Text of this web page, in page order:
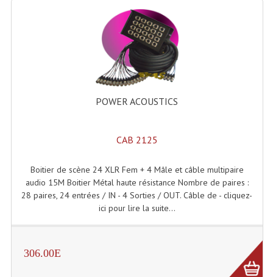
Système Boucle Magnétique
Structures, Pieds, Ponts...
Angle AG20 Structure Contest
Angle DECOTRI Structure Contest
Angle DUO Structure Contest
Angles Structure ASD SX290
POWER ACOUSTICS
CAB 2125
Boitier de scène 24 XLR Fem + 4 Mâle et câble multipaire
audio 15M Boitier Métal haute résistance Nombre de paires :
28 paires, 24 entrées / IN - 4 Sorties / OUT. Câble de - cliquez-
ici pour lire la suite...
306.00E